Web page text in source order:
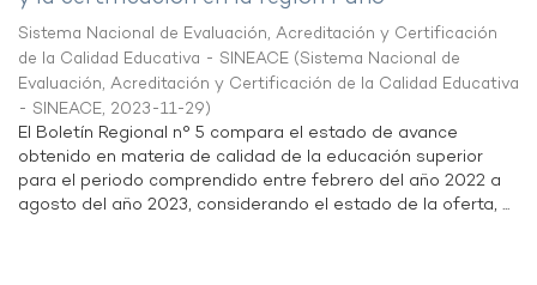
Sistema Nacional de Evaluación, Acreditación y Certificación
de la Calidad Educativa - SINEACE (Sistema Nacional de
Evaluación, Acreditación y Certificación de la Calidad Educativa
- SINEACE, 2023-11-29)
El Boletín Regional n° 5 compara el estado de avance
obtenido en materia de calidad de la educación superior
para el periodo comprendido entre febrero del año 2022 a
agosto del año 2023, considerando el estado de la oferta, ...